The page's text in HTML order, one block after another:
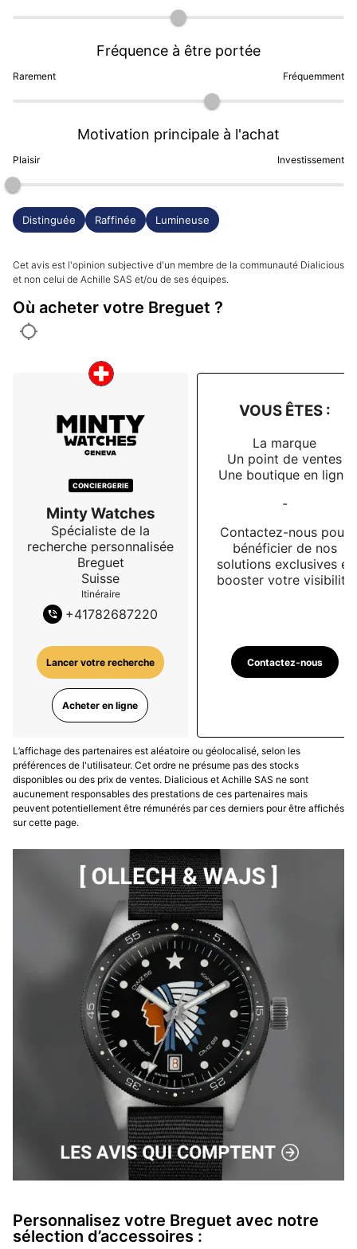
Rarement
Fréquence à être portée
Fréquemment
Plaisir
Motivation principale à l'achat
Investissement
Distinguée Raffinée Lumineuse
Cet avis est l'opinion subjective d'un membre de la communauté Dialicious
et non celui de Achille SAS et/ou de ses équipes.
Où acheter votre Breguet ?
CONCIERGERIE
Minty Watches
Spécialiste de la
recherche personnalisée
Breguet
Suisse
Itinéraire
+41782687220
Lancer votre recherche
Acheter en ligne
VOUS ÊTES :
La marque
Un point de ventes
Une boutique en ligne
-
Contactez-nous pour
bénéficier de nos
solutions exclusives et
booster votre visibilité
Contactez-nous
L’affichage des partenaires est aléatoire ou géolocalisé, selon les
préférences de l'utilisateur. Cet ordre ne présume pas des stocks
disponibles ou des prix de ventes. Dialicious et Achille SAS ne sont
aucunement responsables des prestations de ces partenaires mais
peuvent potentiellement être rémunérés par ces derniers pour être affichés
sur cette page.
Personnalisez votre Breguet avec notre
sélection d’accessoires :